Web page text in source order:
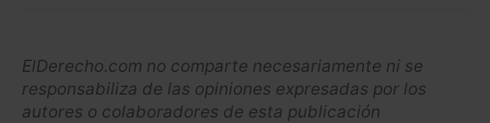
ElDerecho.com no comparte necesariamente ni se
responsabiliza de las opiniones expresadas por los
autores o colaboradores de esta publicación